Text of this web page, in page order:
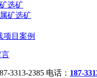
选矿
矿选矿
项目案例
言
电话： 187-